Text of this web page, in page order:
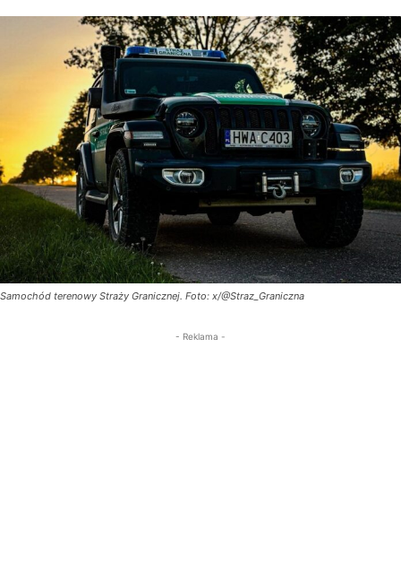
Samochód terenowy Straży Granicznej. Foto: x/@Straz_Graniczna
- Reklama -